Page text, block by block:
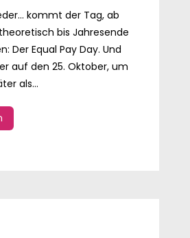
kommt der Tag, ab
bis Jahresende
Der Equal Pay Day. Und
auf den 25. Oktober, um
als...